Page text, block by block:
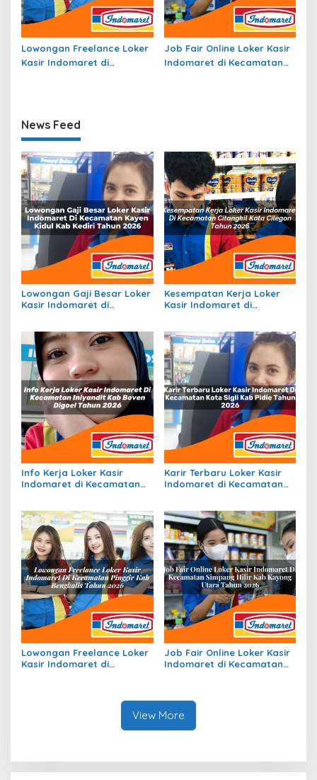
Lowongan Freelance Loker
Kasir Indomaret di
Job Fair Online Loker Kasir
Indomaret di Kecamatan
News Feed
Lowongan Gaji Besar Loker
Kasir Indomaret di
Kesempatan Kerja Loker
Kasir Indomaret di
Info Kerja Loker Kasir
Indomaret di Kecamatan
Karir Terbaru Loker Kasir
Indomaret di Kecamatan
Lowongan Freelance Loker
Kasir Indomaret di
Job Fair Online Loker Kasir
Indomaret di Kecamatan
View More